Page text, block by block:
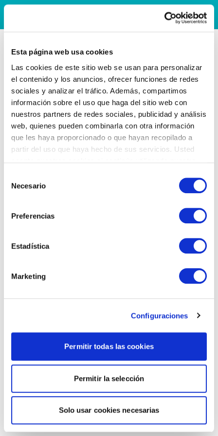
Esta página web usa cookies
Las cookies de este sitio web se usan para personalizar
el contenido y los anuncios, ofrecer funciones de redes
sociales y analizar el tráfico. Además, compartimos
información sobre el uso que haga del sitio web con
nuestros partners de redes sociales, publicidad y análisis
web, quienes pueden combinarla con otra información
que les haya proporcionado o que hayan recopilado a
partir del uso que haya hecho de sus servicios. Usted
Necesario
Preferencias
Estadística
Marketing
Configuraciones
Permitir todas las cookies
Permitir la selección
Solo usar cookies necesarias